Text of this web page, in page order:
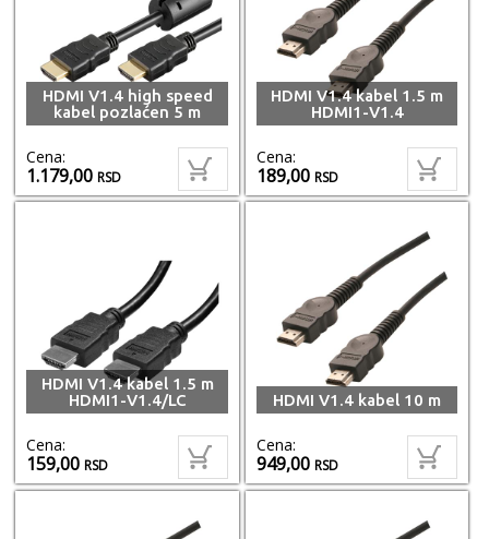
HDMI V1.4 high speed
kabel pozlaćen 5 m
Cena:
1.179,00RSD
HDMI V1.4 kabel 1.5 m
HDMI1-V1.4
Cena:
189,00RSD
HDMI V1.4 kabel 1.5 m
HDMI1-V1.4/LC
Cena:
159,00RSD
HDMI V1.4 kabel 10 m
Cena:
949,00RSD